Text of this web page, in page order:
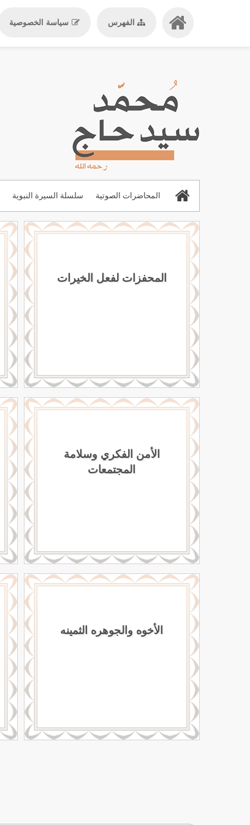
الفهرس سياسة الخصوصية
المحاضرات الصوتية سلسلة السيرة النبوية
المحاضرات والدروس
المحفزات لفعل الخيرات
الأمن الفكري وسلامة
المجتمعات
الأخوه والجوهره الثمينه